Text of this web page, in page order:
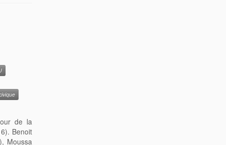
de la
Benoit
Moussa